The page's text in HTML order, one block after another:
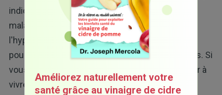
indiquant que l'inflammation est à la base des
maladies cardiaques plutôt que
l'hypercholestérolémie, tout comme c'est le cas
pour un certain nombre d'autres maladies graves. Si
vous souhaitez trouver ce qui pourrait vous aider à
vivre plus longtemps, c'est la prémisse d'une
Améliorez naturellement votre
santé grâce au vinaigre de cidre